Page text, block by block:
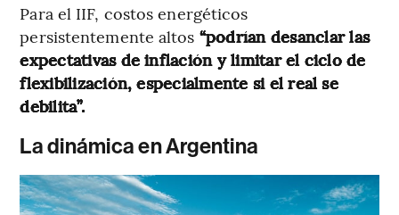
Para el IIF, costos energéticos
persistentemente altos “podrían desanclar las
expectativas de inflación y limitar el ciclo de
flexibilización, especialmente si el real se
debilita”.
La dinámica en Argentina